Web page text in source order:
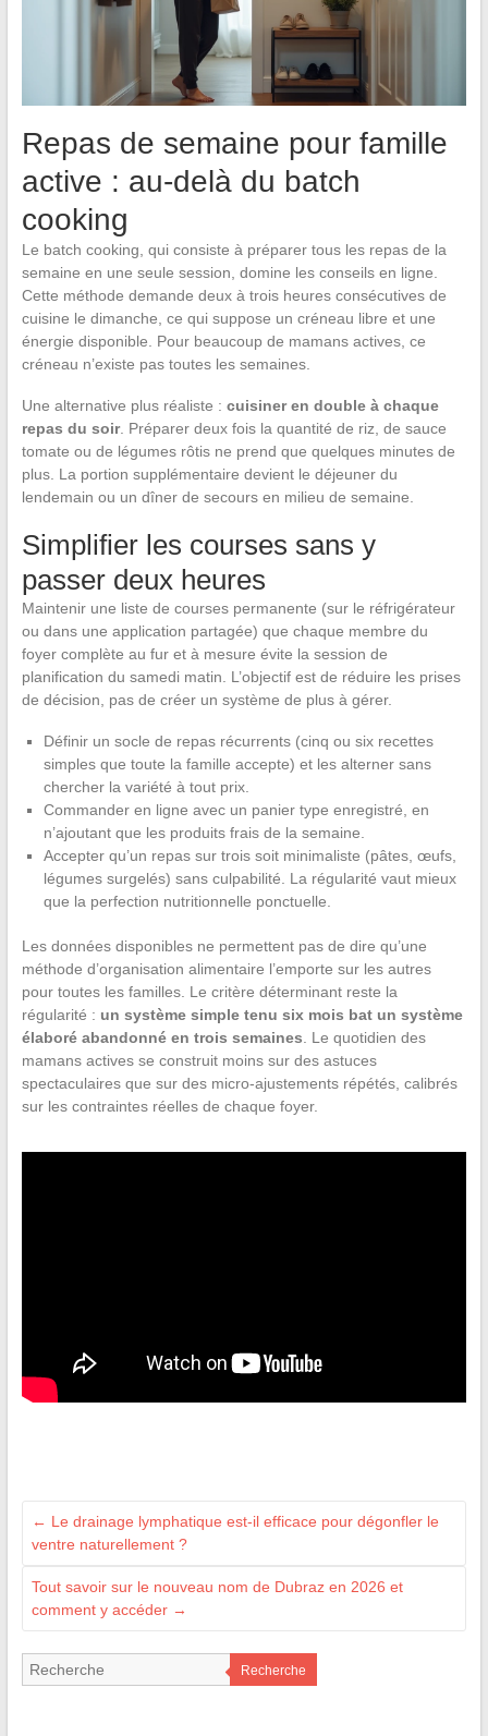
Repas de semaine pour famille
active : au-delà du batch
cooking
Le batch cooking, qui consiste à préparer tous les repas de la
semaine en une seule session, domine les conseils en ligne.
Cette méthode demande deux à trois heures consécutives de
cuisine le dimanche, ce qui suppose un créneau libre et une
énergie disponible. Pour beaucoup de mamans actives, ce
créneau n’existe pas toutes les semaines.
Une alternative plus réaliste : cuisiner en double à chaque
repas du soir. Préparer deux fois la quantité de riz, de sauce
tomate ou de légumes rôtis ne prend que quelques minutes de
plus. La portion supplémentaire devient le déjeuner du
lendemain ou un dîner de secours en milieu de semaine.
Simplifier les courses sans y
passer deux heures
Maintenir une liste de courses permanente (sur le réfrigérateur
ou dans une application partagée) que chaque membre du
foyer complète au fur et à mesure évite la session de
planification du samedi matin. L’objectif est de réduire les prises
de décision, pas de créer un système de plus à gérer.
Définir un socle de repas récurrents (cinq ou six recettes
simples que toute la famille accepte) et les alterner sans
chercher la variété à tout prix.
Commander en ligne avec un panier type enregistré, en
n’ajoutant que les produits frais de la semaine.
Accepter qu’un repas sur trois soit minimaliste (pâtes, œufs,
légumes surgelés) sans culpabilité. La régularité vaut mieux
que la perfection nutritionnelle ponctuelle.
Les données disponibles ne permettent pas de dire qu’une
méthode d’organisation alimentaire l’emporte sur les autres
pour toutes les familles. Le critère déterminant reste la
régularité : un système simple tenu six mois bat un système
élaboré abandonné en trois semaines. Le quotidien des
mamans actives se construit moins sur des astuces
spectaculaires que sur des micro-ajustements répétés, calibrés
sur les contraintes réelles de chaque foyer.
← Le drainage lymphatique est-il efficace pour dégonfler le
ventre naturellement ?
Tout savoir sur le nouveau nom de Dubraz en 2026 et
comment y accéder →
Recherche